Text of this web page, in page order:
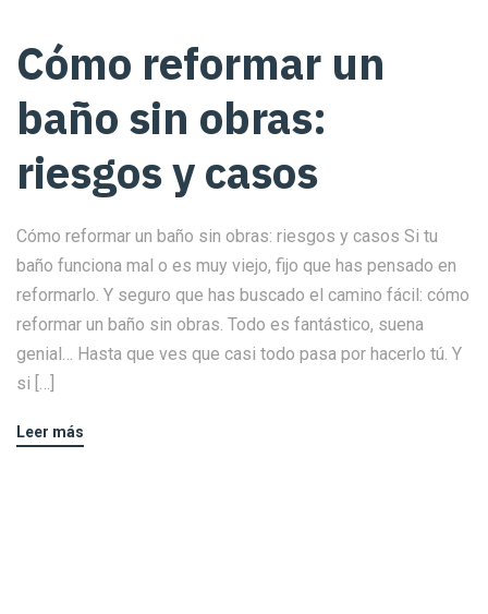
Cómo reformar un
baño sin obras:
riesgos y casos
Cómo reformar un baño sin obras: riesgos y casos Si tu
baño funciona mal o es muy viejo, fijo que has pensado en
reformarlo. Y seguro que has buscado el camino fácil: cómo
reformar un baño sin obras. Todo es fantástico, suena
genial… Hasta que ves que casi todo pasa por hacerlo tú. Y
si […]
Leer más